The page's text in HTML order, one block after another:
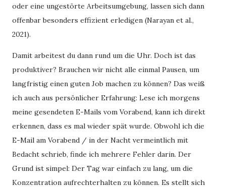
oder eine ungestörte Arbeitsumgebung, lassen sich dann
offenbar besonders effizient erledigen (Narayan et al.,
2021).
Damit arbeitest du dann rund um die Uhr. Doch ist das
produktiver? Brauchen wir nicht alle einmal Pausen, um
langfristig einen guten Job machen zu können? Das weiß
ich auch aus persönlicher Erfahrung: Lese ich morgens
meine gesendeten E-Mails vom Vorabend, kann ich direkt
erkennen, dass es mal wieder spät wurde. Obwohl ich die
E-Mail am Vorabend / in der Nacht vermeintlich mit
Bedacht schrieb, finde ich mehrere Fehler darin. Der
Grund ist simpel: Der Tag war einfach zu lang, um die
Konzentration aufrechterhalten zu können. Es stellt sich